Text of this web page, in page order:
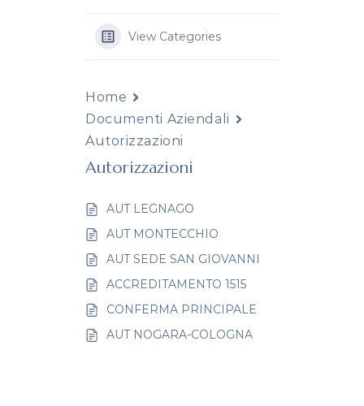
View Categories
Home
Documenti Aziendali
Autorizzazioni
Autorizzazioni
AUT LEGNAGO
AUT MONTECCHIO
AUT SEDE SAN GIOVANNI
ACCREDITAMENTO 1515
CONFERMA PRINCIPALE
AUT NOGARA-COLOGNA